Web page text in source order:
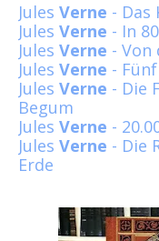
Jules Verne - Das
Jules Verne - In
Jules Verne - Von
Jules Verne -
Jules Verne - Die
Begum
Jules Verne -
Jules Verne - Die
Erde